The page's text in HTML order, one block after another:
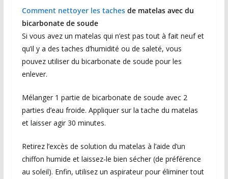
Comment nettoyer les tachesde matelas avec du
bicarbonate de soude
Si vous avez un matelas qui n’est pas tout à fait neuf et
qu’il y a des taches d’humidité ou de saleté, vous
pouvez utiliser du bicarbonate de soude pour les
enlever.
Mélanger 1 partie de bicarbonate de soude avec 2
parties d’eau froide. Appliquer sur la tache du matelas
et laisser agir 30 minutes.
Retirez l’excès de solution du matelas à l’aide d’un
chiffon humide et laissez-le bien sécher (de préférence
au soleil). Enfin, utilisez un aspirateur pour éliminer tout